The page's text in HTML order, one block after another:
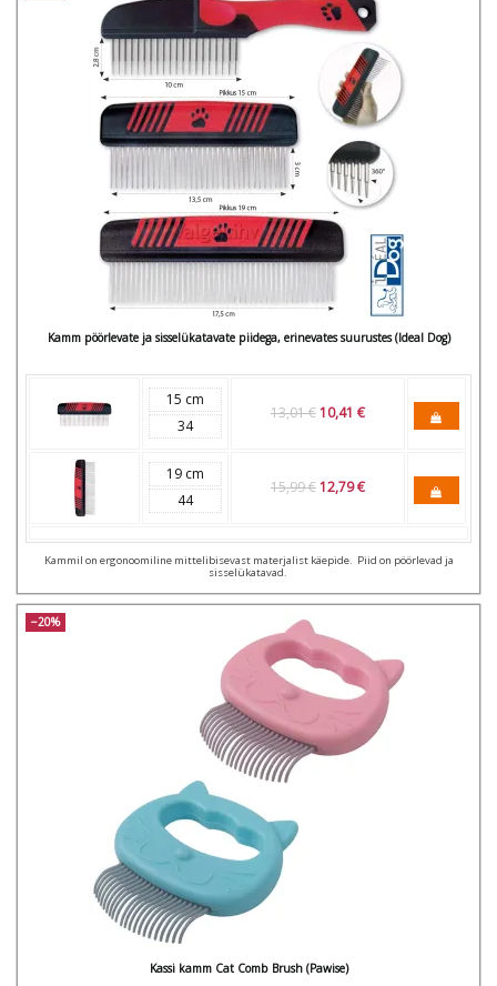
Kamm pöörlevate ja sisselükatavate piidega, erinevates suurustes (Ideal Dog)
15 cm
34
13,01 €10,41 €
19 cm
44
15,99 €12,79 €
Kammil on ergonoomiline mittelibisevast materjalist käepide. Piid on pöörlevad ja
sisselükatavad.
−20%
Kassi kamm Cat Comb Brush (Pawise)